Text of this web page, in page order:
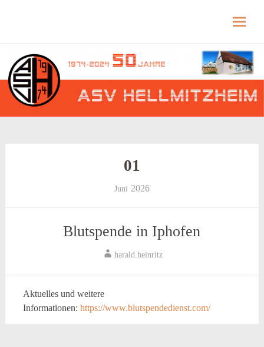
Hellmitzheim.de – fränkisches Dorf am Rande
to
content
01
Juni 2026
Blutspende in Iphofen
harald.heinritz
Aktuelles und weitere
Informationen: https://www.blutspendedienst.com/